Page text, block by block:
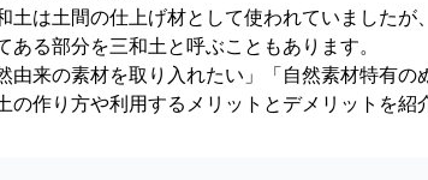
土は土間の仕上げ材として使われていましたが
ある部分を三和土と呼ぶこともあります。
由来の素材を取り入れたい」「自然素材特有
の作り方や利用するメリットとデメリットを紹